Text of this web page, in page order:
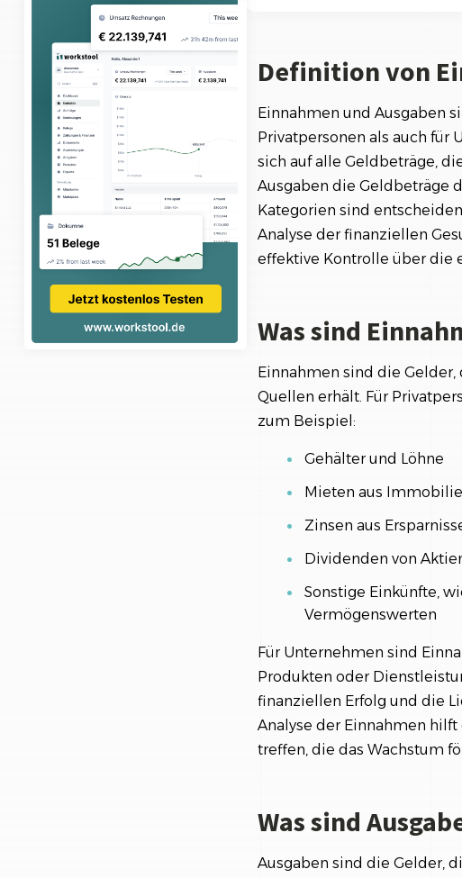
Was sind Ausgaben?
Das Verhältnis zwischen
Tipps zur Verbesserung
Definition von
Einnahmen und Ausgaben
Privatpersonen als auch für
sich auf alle Geldbeträge,
Ausgaben die Geldbeträge
Kategorien sind
Analyse der finanziellen
effektive Kontrolle über die
Was sind
Einnahmen sind die
Quellen erhält. Für
zum Beispiel:
Gehälter und Löhne
Mieten aus
Zinsen aus
Dividenden von
Sonstige Einkünfte,
Vermögenswerten
Für Unternehmen sind
Produkten oder
finanziellen Erfolg und die
Analyse der Einnahmen
treffen, die das Wachstum
Was sind
Ausgaben sind die Gelder,